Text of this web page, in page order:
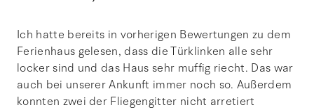
Ich hatte bereits in vorherigen Bewertungen zu dem
Ferienhaus gelesen, dass die Türklinken alle sehr
locker sind und das Haus sehr muffig riecht. Das war
auch bei unserer Ankunft immer noch so. Außerdem
konnten zwei der Fliegengitter nicht arretiert